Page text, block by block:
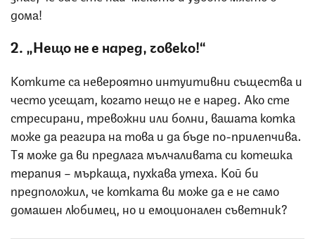
дома!
2. „Нещо не е наред, човеко!“
Котките са невероятно интуитивни същества и
често усещат, когато нещо не е наред. Ако сте
стресирани, тревожни или болни, вашата котка
може да реагира на това и да бъде по-прилепчива.
Тя може да ви предлага мълчаливата си котешка
терапия – мъркаща, пухкава утеха. Кой би
предположил, че котката ви може да е не само
домашен любимец, но и емоционален съветник?